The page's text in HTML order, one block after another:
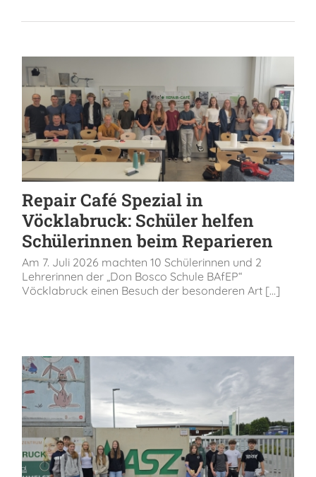
Repair Café Spezial in
Vöcklabruck: Schüler helfen
Schülerinnen beim Reparieren
Am 7. Juli 2026 machten 10 Schülerinnen und 2
Lehrerinnen der „Don Bosco Schule BAfEP“
Vöcklabruck einen Besuch der besonderen Art [...]